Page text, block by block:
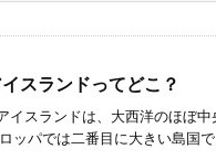
スランドってどこ？
イスランドは、大西洋のほぼ中
ッパでは二番目に大きい島国で